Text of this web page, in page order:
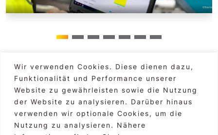
Wir verwenden Cookies. Diese dienen dazu,
Funktionalität und Performance unserer
Website zu gewährleisten sowie die Nutzung
der Website zu analysieren. Darüber hinaus
verwenden wir optionale Cookies, um die
Nutzung zu analysieren. Nähere
Hauptgebäude Graz alle Standorte >
Markus Moser, CEO
+43 316 83 46 79-00